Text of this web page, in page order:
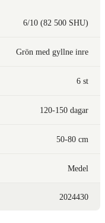
6/10 (82 500 SHU)
Grön med gyllne inre
6 st
120-150 dagar
50-80 cm
Medel
2024430